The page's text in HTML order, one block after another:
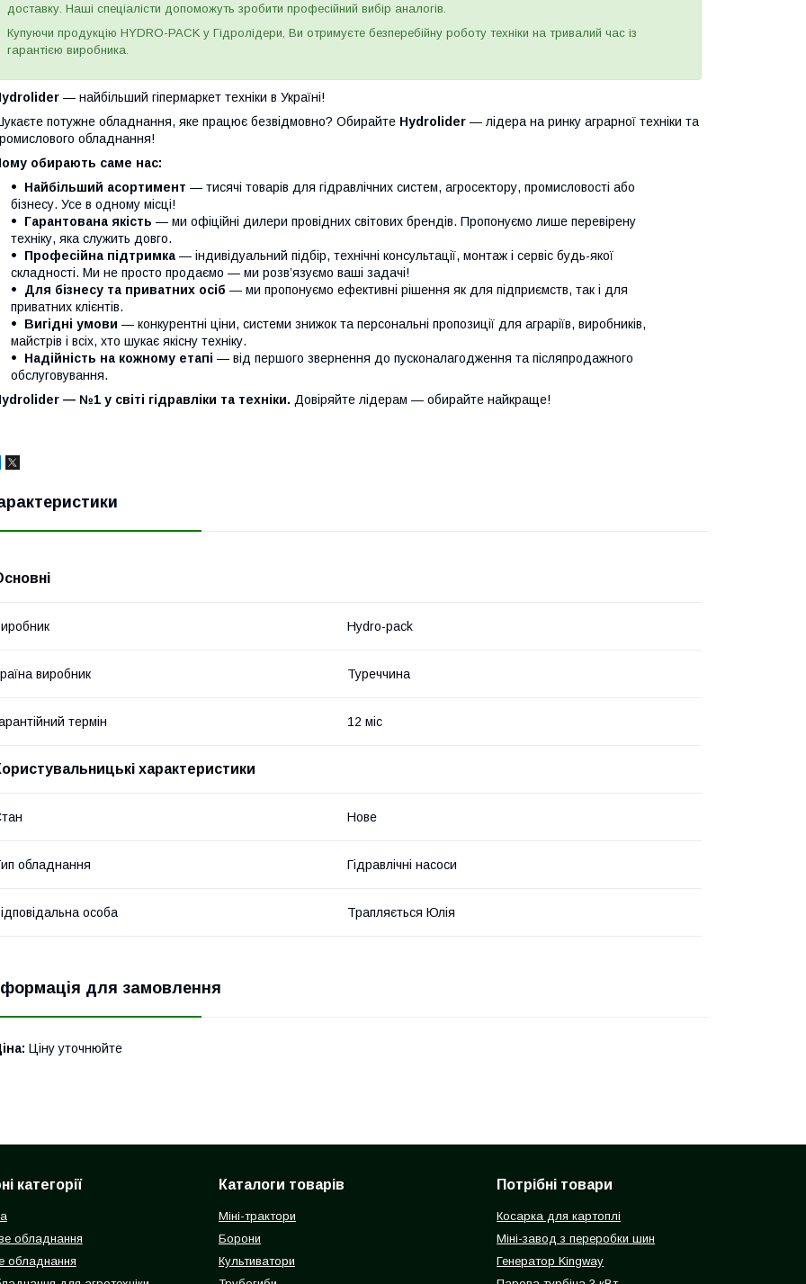
доставку. Наші спеціалісти допоможуть зробити професійний вибір аналогів.
Купуючи продукцію HYDRO-PACK у Гідролідери, Ви отримуєте безперебійну роботу техніки на тривалий час із
гарантією виробника.
— найбільший гіпермаркет техніки в Україні!
потужне обладнання, яке працює безвідмовно? Обирайте Hydrolider — лідера на ринку аграрної техніки та
обладнання!
обирають саме нас:
Найбільший асортимент — тисячі товарів для гідравлічних систем, агросектору, промисловості або
бізнесу. Усе в одному місці!
Гарантована якість — ми офіційні дилери провідних світових брендів. Пропонуємо лише перевірену
техніку, яка служить довго.
Професійна підтримка — індивідуальний підбір, технічні консультації, монтаж і сервіс будь-якої
складності. Ми не просто продаємо — ми розв’язуємо ваші задачі!
Для бізнесу та приватних осіб — ми пропонуємо ефективні рішення як для підприємств, так і для
приватних клієнтів.
Вигідні умови — конкурентні ціни, системи знижок та персональні пропозиції для аграріїв, виробників,
майстрів і всіх, хто шукає якісну техніку.
Надійність на кожному етапі — від першого звернення до пусконалагодження та післяпродажного
обслуговування.
— №1 у світі гідравліки та техніки. Довіряйте лідерам — обирайте найкраще!
Hydro-pack
виробник Туреччина
термін 12 міс
характеристики
Нове
обладнання Гідравлічні насоси
особа Трапляється Юлія
для замовлення
Ціну уточнюйте
категорії
обладнання
обладнання
Каталоги товарів
Міні-трактори
Борони
Культиватори
Потрібні товари
Косарка для картоплі
Міні-завод з переробки шин
Генератор Kingway